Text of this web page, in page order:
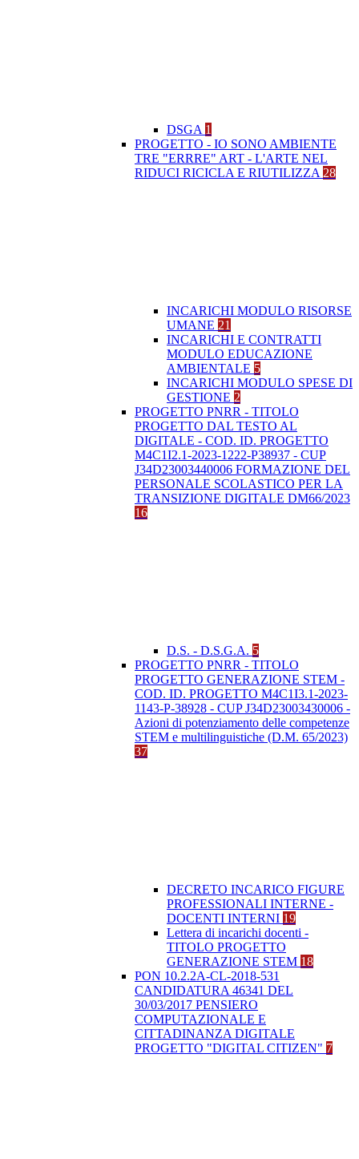
DSGA 1
PROGETTO - IO SONO AMBIENTE
TRE "ERRRE" ART - L'ARTE NEL
RIDUCI RICICLA E RIUTILIZZA 28
INCARICHI MODULO RISORSE
UMANE 21
INCARICHI E CONTRATTI
MODULO EDUCAZIONE
AMBIENTALE 5
INCARICHI MODULO SPESE DI
GESTIONE 2
PROGETTO PNRR - TITOLO
PROGETTO DAL TESTO AL
DIGITALE - COD. ID. PROGETTO
M4C1I2.1-2023-1222-P38937 - CUP
J34D23003440006 FORMAZIONE DEL
PERSONALE SCOLASTICO PER LA
TRANSIZIONE DIGITALE DM66/2023
16
D.S. - D.S.G.A. 5
PROGETTO PNRR - TITOLO
PROGETTO GENERAZIONE STEM -
COD. ID. PROGETTO M4C1I3.1-2023-
1143-P-38928 - CUP J34D23003430006 -
Azioni di potenziamento delle competenze
STEM e multilinguistiche (D.M. 65/2023)
37
DECRETO INCARICO FIGURE
PROFESSIONALI INTERNE -
DOCENTI INTERNI 19
Lettera di incarichi docenti -
TITOLO PROGETTO
GENERAZIONE STEM 18
PON 10.2.2A-CL-2018-531
CANDIDATURA 46341 DEL
30/03/2017 PENSIERO
COMPUTAZIONALE E
CITTADINANZA DIGITALE
PROGETTO "DIGITAL CITIZEN" 7